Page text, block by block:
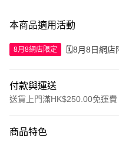
本商品適用活動
8月8網店限定 🗓️8月8日網店
付款與運送
送貨上門滿HK$250.00免運費
信用卡
商品特色